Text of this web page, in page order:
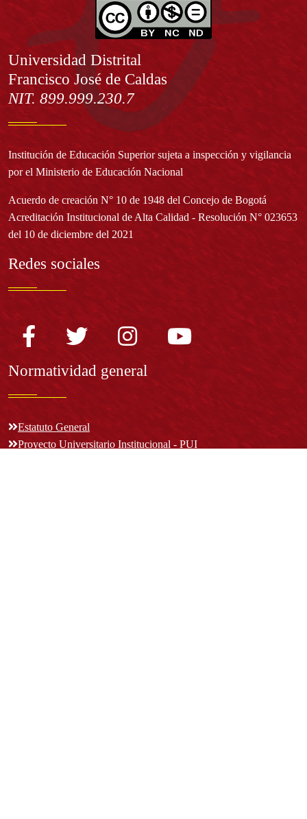
Información
Universidad Distrital
Francisco José de Caldas
NIT. 899.999.230.7
Institución de Educación Superior sujeta a inspección y vigilancia
por el Ministerio de Educación Nacional
Acuerdo de creación N° 10 de 1948 del Concejo de Bogotá
Acreditación Institucional de Alta Calidad - Resolución N° 023653
del 10 de diciembre del 2021
Redes sociales
Normatividad general
Estatuto General
Proyecto Universitario Institucional - PUI